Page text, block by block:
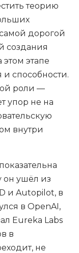
теорию
дорогой
создания
этапе
и способности.
роли —
упор не на
внутри
он ушёл из
и Autopilot, в
в OpenAI,
Eureka Labs
в
не